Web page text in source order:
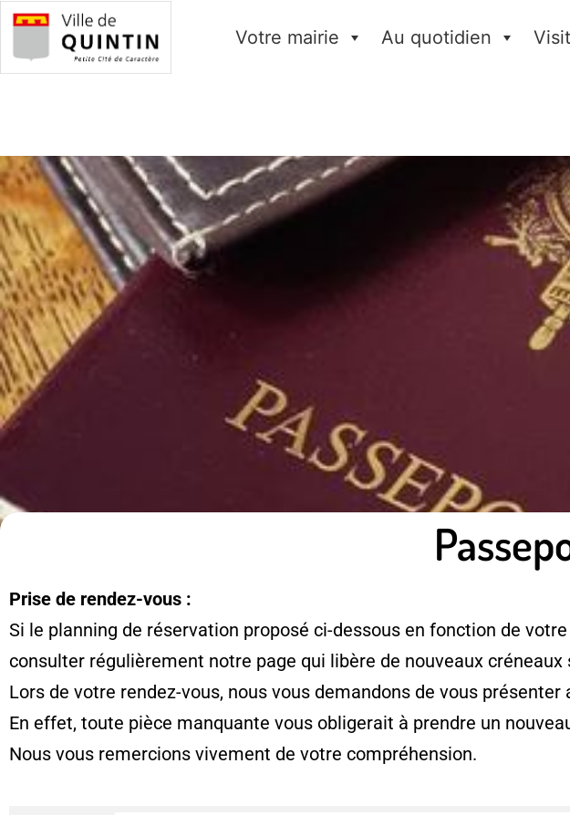
Votre mairie Au quotidien
Prise de rendez-vous :
Si le planning de réservation proposé ci-dessous en fonction de
consulter régulièrement notre page qui libère de nouveaux créneaux
Lors de votre rendez-vous, nous vous demandons de vous
En effet, toute pièce manquante vous obligerait à prendre un
Nous vous remercions vivement de votre compréhension.